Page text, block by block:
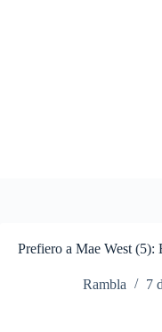
Prefiero a Mae West (5):
Rambla 7